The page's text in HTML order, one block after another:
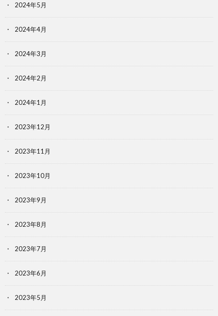
2024年5月
2024年4月
2024年3月
2024年2月
2024年1月
2023年12月
2023年11月
2023年10月
2023年9月
2023年8月
2023年7月
2023年6月
2023年5月